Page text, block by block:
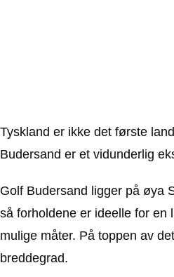
Tyskland er ikke det første
Budersand er et vidunderlig
Golf Budersand ligger på øya
så forholdene er ideelle for
mulige måter. På toppen av
breddegrad.